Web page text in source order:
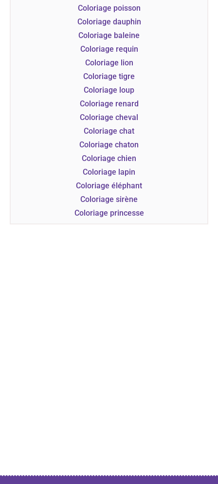
Coloriage poisson
Coloriage dauphin
Coloriage baleine
Coloriage requin
Coloriage lion
Coloriage tigre
Coloriage loup
Coloriage renard
Coloriage cheval
Coloriage chat
Coloriage chaton
Coloriage chien
Coloriage lapin
Coloriage éléphant
Coloriage sirène
Coloriage princesse